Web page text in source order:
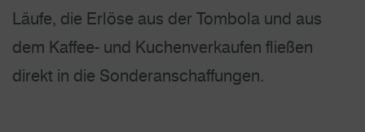
Läufe, die Erlöse aus der Tombola und aus
dem Kaffee- und Kuchenverkaufen fließen
direkt in die Sonderanschaffungen.